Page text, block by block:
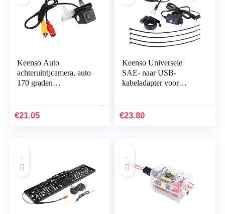
Keenso Auto
achteruitrijcamera, auto
170 graden
waterdicht
€21.05
Keenso Universele
SAE- naar USB-
kabeladapter voor
dubbele aansluiting…
€23.80